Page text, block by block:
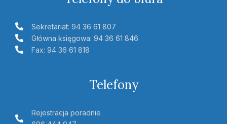
Sekretariat: 94 36 61 807
Główna księgowa: 94 36 61 846
Fax: 94 36 61 818
Telefony
Rejestracja poradnie